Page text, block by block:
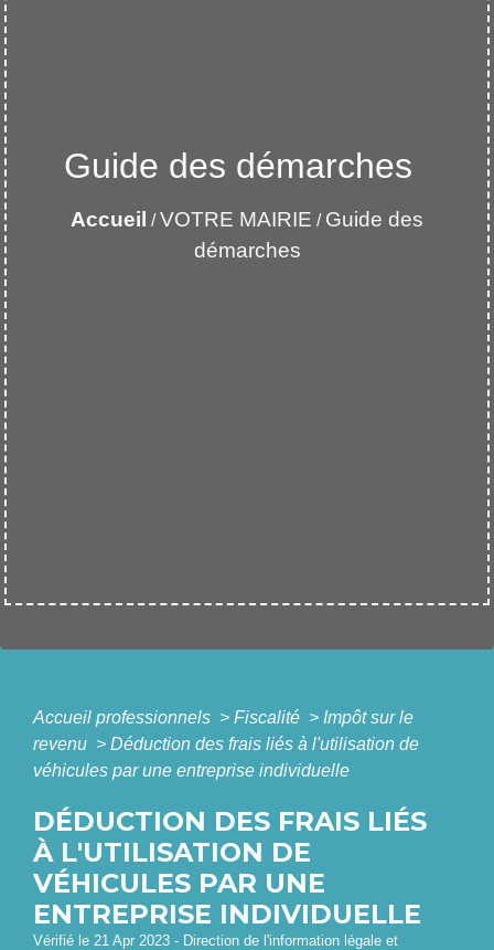
Guide des démarches
Accueil /VOTRE MAIRIE / Guide des
démarches
Accueil professionnels > Fiscalité > Impôt sur le
revenu > Déduction des frais liés à l'utilisation de
véhicules par une entreprise individuelle
DÉDUCTION DES FRAIS LIÉS
À L'UTILISATION DE
VÉHICULES PAR UNE
ENTREPRISE INDIVIDUELLE
Vérifié le 21 Apr 2023 - Direction de l'information légale et